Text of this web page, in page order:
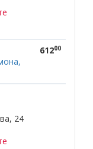
61200
24